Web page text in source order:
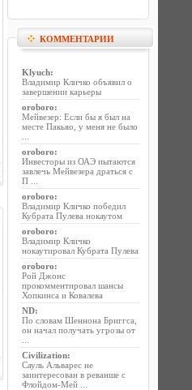
КОММЕНТАРИИ
Klyuch:
Владимир Кличко объявил о
завершении карьеры
oroboro:
Мейвезер: Если бы я был на
месте Пакьяо, у меня не было
oroboro:
Инвесторы из ОАЭ пытаются
завлечь Мейвезера драться с
П ...
oroboro:
Владимир Кличко победил
Кубрата Пулева нокаутом
oroboro:
Владимир Кличко
нокаутировал Кубрата Пулева
oroboro:
Рой Джонс
прокомментировал шансы
Хопкинса и Ковалева
ND:
По словам Шеннона Бриггса,
он начал получать угрозы от
Civilization:
Сауль Альварес не
заинтересован в реванше с
Флойдом-Мей ...